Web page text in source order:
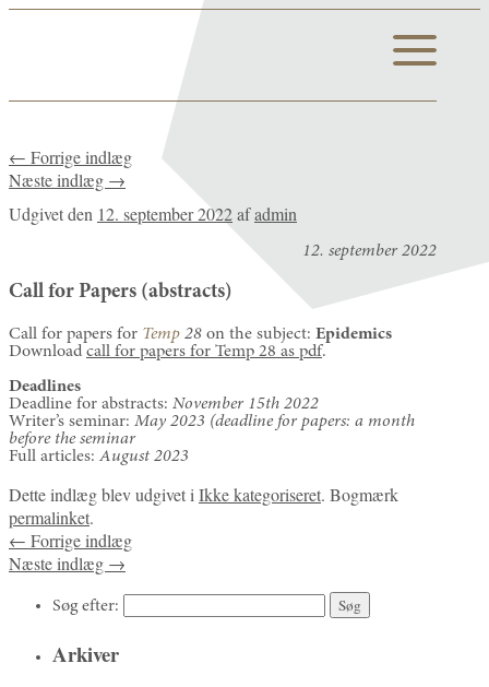
← Forrige indlæg
Næste indlæg →
Udgivet den 12. september 2022afadmin
12. september 2022
Call for Papers (abstracts)
Call for papers for Temp 28 on the subject: Epidemics
Download call for papers for Temp 28 as pdf.
Deadlines
Deadline for abstracts: November 15th 2022
Writer’s seminar: May 2023 (deadline for papers: a month
before the seminar
Full articles: August 2023
Dette indlæg blev udgivet i Ikke kategoriseret. Bogmærk
permalinket.
← Forrige indlæg
Næste indlæg →
Søg efter:
Arkiver